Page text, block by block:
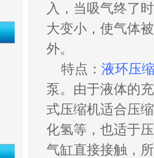
入，当吸气终了
大变小，使气体
外。
特点： 液环压
泵。由于液体的
式压缩机适合压
化氢等，也适于
气缸直接接触，